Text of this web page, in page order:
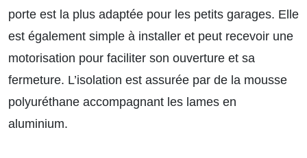
porte est la plus adaptée pour les petits garages. Elle
est également simple à installer et peut recevoir une
motorisation pour faciliter son ouverture et sa
fermeture. L’isolation est assurée par de la mousse
polyuréthane accompagnant les lames en
aluminium.